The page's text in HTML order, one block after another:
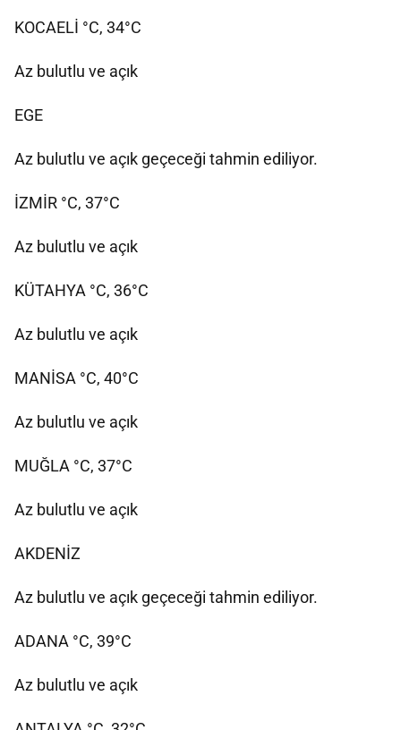
KOCAELİ °C, 34°C
Az bulutlu ve açık
EGE
Az bulutlu ve açık geçeceği tahmin ediliyor.
İZMİR °C, 37°C
Az bulutlu ve açık
KÜTAHYA °C, 36°C
Az bulutlu ve açık
MANİSA °C, 40°C
Az bulutlu ve açık
MUĞLA °C, 37°C
Az bulutlu ve açık
AKDENİZ
Az bulutlu ve açık geçeceği tahmin ediliyor.
ADANA °C, 39°C
Az bulutlu ve açık